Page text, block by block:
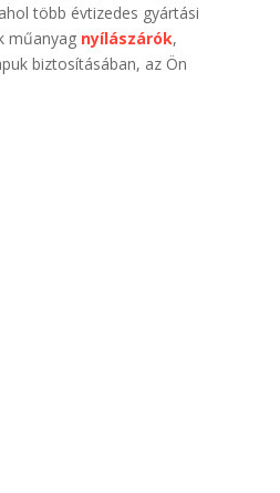
több évtizedes gyártási
műanyag nyílászárók,
biztosításában, az Ön